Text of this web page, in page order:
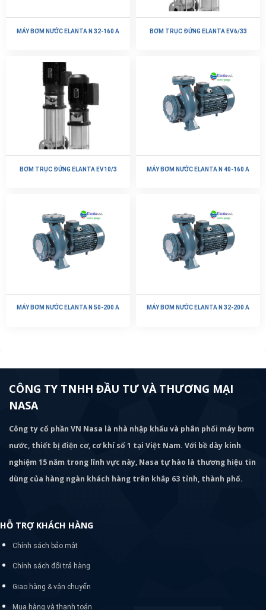
MÁY BƠM NƯỚC ELANTA N 32-160 A BƠM TRỤC ĐỨNG ELANTA EV6/33
BƠM TRỤC ĐỨNG ELANTA EV10/3 MÁY BƠM NƯỚC ELANTA N 40-160 A
MÁY BƠM NƯỚC ELANTA N 50-200 A MÁY BƠM NƯỚC ELANTA N 32-200 A
CÔNG TY TNHH ĐẦU TƯ VÀ THƯƠNG MẠI
NASA
Công ty cổ phần VN Nasa là nhà nhập khẩu và phân phối máy bơm
nước, thiết bị điện cơ, cơ khí số 1 tại Việt Nam. Với bề dày kinh
nghiệm 15 năm trong lĩnh vực này, Nasa tự hào là thương hiệu tin
dùng của hàng ngàn khách hàng trên khắp 63 tỉnh, thành phố.
HỖ TRỢ KHÁCH HÀNG
Chính sách bảo mật
Chính sách đổi trả hàng
Giao hàng & vận chuyển
Mua hàng và thanh toán